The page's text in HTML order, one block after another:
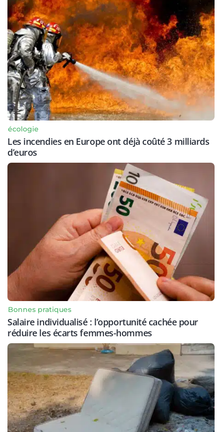
écologie
Les incendies en Europe ont déjà coûté 3 milliards
d’euros
Bonnes pratiques
Salaire individualisé : l’opportunité cachée pour
réduire les écarts femmes-hommes